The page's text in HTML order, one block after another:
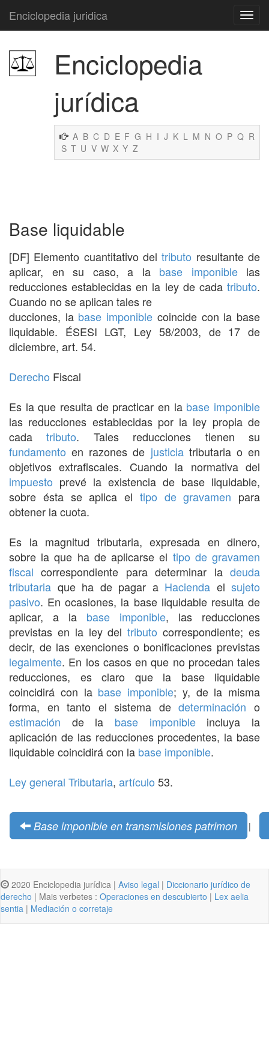
Enciclopedia juridica
Enciclopedia
jurídica
A B C D E F G H I J K L M N O P Q R
S T U V W X Y Z
Base liquidable
[DF] Elemento cuantitativo deltributo resultante de
aplicar, en su caso, a la base imponiblelas
reducciones establecidas en la ley de cada tributo.
Cuando no se aplican tales re
ducciones, la base imponible coincide con la base
liquidable. ÉSESI LGT, Ley 58/2003, de 17 de
diciembre, art. 54.
Derecho Fiscal
Es la que resulta de practicar en la base imponible
las reducciones establecidas por la ley propia de
cadatributo. Tales reducciones tienen su
fundamento en razones de justiciatributaria o en
objetivos extrafiscales. Cuando la normativa del
impuesto prevé la existencia de base liquidable,
sobre ésta se aplica el tipo de gravamen para
obtener la cuota.
Es la magnitud tributaria, expresada en dinero,
sobre la que ha de aplicarse el tipo de gravamen
fiscal correspondiente para determinar la deuda
tributaria que ha de pagar a Hacienda el sujeto
pasivo. En ocasiones, la base liquidable resulta de
aplicar, a la base imponible, las reducciones
previstas en la ley deltributo correspondiente; es
decir, de las exenciones o bonificaciones previstas
legalmente. En los casos en que no procedan tales
reducciones, es claro que la base liquidable
coincidirá con la base imponible; y, de la misma
forma, en tanto el sistema dedeterminación o
estimación de la base imponibleincluya la
aplicación de las reducciones procedentes, la base
liquidable coincidirá con la base imponible.
Ley general Tributaria, artículo 53.
Base imponible en transmisiones patrimon |
2020 Enciclopedia jurídica | Aviso legal | Diccionario jurídico de
derecho | Mais verbetes : Operaciones en descubierto | Lex aelia
sentia | Mediación o corretaje